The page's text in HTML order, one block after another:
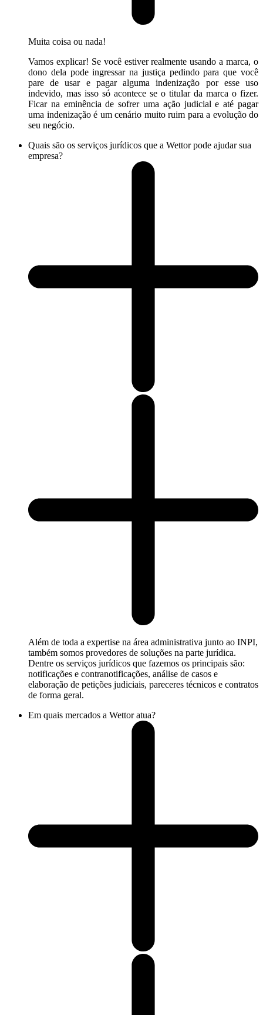
Muita coisa ou nada!
Vamos explicar! Se você estiver realmente usando a marca, o
dono dela pode ingressar na justiça pedindo para que você
pare de usar e pagar alguma indenização por esse uso
indevido, mas isso só acontece se o titular da marca o fizer.
Ficar na eminência de sofrer uma ação judicial e até pagar
uma indenização é um cenário muito ruim para a evolução do
seu negócio.
Quais são os serviços jurídicos que a Wettor pode ajudar sua
empresa?
Além de toda a expertise na área administrativa junto ao INPI,
também somos provedores de soluções na parte jurídica.
Dentre os serviços jurídicos que fazemos os principais são:
notificações e contranotificações, análise de casos e
elaboração de petições judiciais, pareceres técnicos e contratos
de forma geral.
Em quais mercados a Wettor atua?